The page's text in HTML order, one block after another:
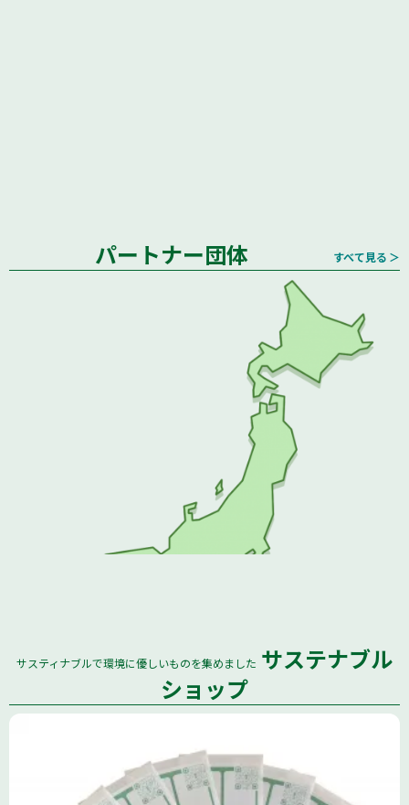
すべて見る ＞
パートナー団体
サスティナブルで環境に優しいものを集めました サステナブル
ショップ